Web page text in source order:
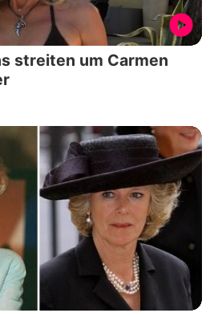
streiten um Carmen